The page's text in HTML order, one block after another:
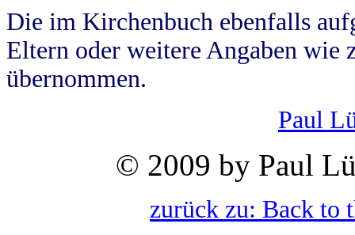
Die im Kirchenbuch ebenfalls
Eltern oder weitere Angaben wie
übernommen.
Paul
© 2009 by Paul
zurück zu: Back to